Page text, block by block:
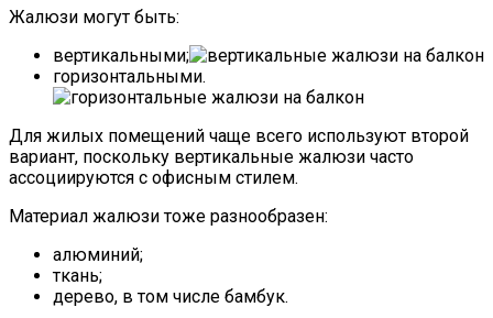
Жалюзи могут быть:
вертикальными;
горизонтальными.
Для жилых помещений чаще всего используют второй
вариант, поскольку вертикальные жалюзи часто
ассоциируются с офисным стилем.
Материал жалюзи тоже разнообразен:
алюминий;
ткань;
дерево, в том числе бамбук.